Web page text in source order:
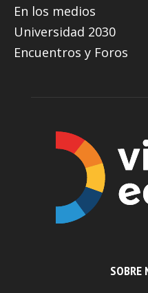
En los medios
Universidad 2030
Encuentros y Foros
SOBRE